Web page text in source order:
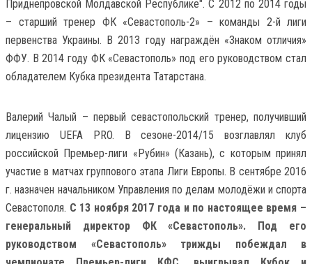
Приднепровской Молдавской Республике". С 2012 по 2014 годы
– старший тренер ФК «Севастополь-2» – команды 2-й лиги
первенства Украины. В 2013 году награждён «Знаком отличия»
ФФУ. В 2014 году ФК «Севастополь» под его руководством стал
обладателем Кубка президента Татарстана.
Валерий Чалый – первый севастопольский тренер, получивший
лицензию UEFA PRO. В сезоне-2014/15 возглавлял клуб
российской Премьер-лиги «Рубин» (Казань), с которым принял
участие в матчах группового этапа Лиги Европы. В сентябре 2016
г. назначен начальником Управления по делам молодёжи и спорта
Севастополя. С 13 ноября 2017 года и по настоящее время –
генеральный директор ФК «Севастополь». Под его
руководством «Севастополь» трижды побеждал в